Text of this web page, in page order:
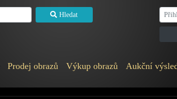
Prodej obrazů Výkup obrazů Aukční
Hledat